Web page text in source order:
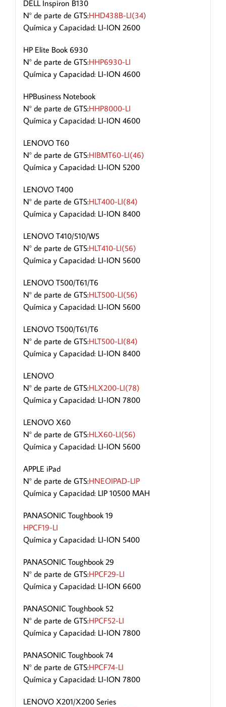
DELL Inspiron B130
N° de parte de GTS:HHD438B-LI(34)
Química y Capacidad: LI-ION 2600
HP Elite Book 6930
N° de parte de GTS:HHP6930-LI
Química y Capacidad: LI-ION 4600
HPBusiness Notebook
N° de parte de GTS:HHP8000-LI
Química y Capacidad: LI-ION 4600
LENOVO T60
N° de parte de GTS:HIBMT60-LI(46)
Química y Capacidad: LI-ION 5200
LENOVO T400
N° de parte de GTS:HLT400-LI(84)
Química y Capacidad: LI-ION 8400
LENOVO T410/510/W5
N° de parte de GTS:HLT410-LI(56)
Química y Capacidad: LI-ION 5600
LENOVO T500/T61/T6
N° de parte de GTS:HLT500-LI(56)
Química y Capacidad: LI-ION 5600
LENOVO T500/T61/T6
N° de parte de GTS:HLT500-LI(84)
Química y Capacidad: LI-ION 8400
LENOVO
N° de parte de GTS:HLX200-LI(78)
Química y Capacidad: LI-ION 7800
LENOVO X60
N° de parte de GTS:HLX60-LI(56)
Química y Capacidad: LI-ION 5600
APPLE iPad
N° de parte de GTS:HNEOIPAD-LIP
Química y Capacidad: LIP 10500 MAH
PANASONIC Toughbook 19
HPCF19-LI
Química y Capacidad: LI-ION 5400
PANASONIC Toughbook 29
N° de parte de GTS:HPCF29-LI
Química y Capacidad: LI-ION 6600
PANASONIC Toughbook 52
N° de parte de GTS:HPCF52-LI
Química y Capacidad: LI-ION 7800
PANASONIC Toughbook 74
N° de parte de GTS:HPCF74-LI
Química y Capacidad: LI-ION 7800
LENOVO X201/X200 Series